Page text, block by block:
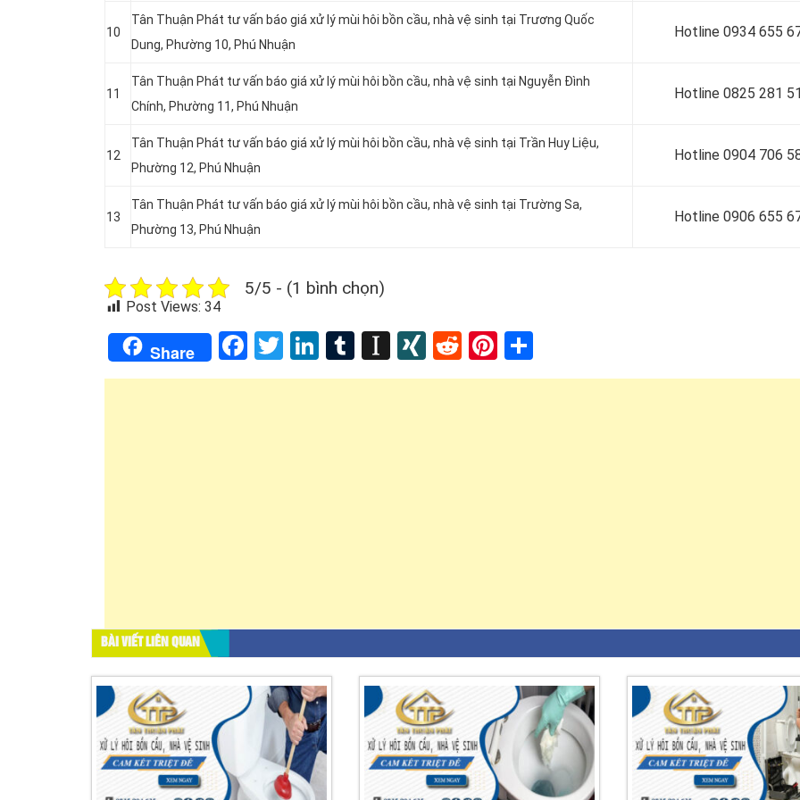
10
Tân Thuận Phát tư vấn báo giá xử lý mùi hôi bồn cầu, nhà vệ sinh tại Trương Quốc
Dung, Phường 10, Phú Nhuận
Hotline 0934 655
11
Tân Thuận Phát tư vấn báo giá xử lý mùi hôi bồn cầu, nhà vệ sinh tại Nguyễn Đình
Chính, Phường 11, Phú Nhuận
Hotline 0825 281
12
Tân Thuận Phát tư vấn báo giá xử lý mùi hôi bồn cầu, nhà vệ sinh tại Trần Huy Liệu,
Phường 12, Phú Nhuận
Hotline 0904 706
13
Tân Thuận Phát tư vấn báo giá xử lý mùi hôi bồn cầu, nhà vệ sinh tại Trường Sa,
Phường 13, Phú Nhuận
Hotline 0906 655
5/5 - (1 bình chọn)
Post Views: 34
Share Facebook
TwitterLinkedIn
Tumblr
Instapaper
XINGRedditPinterest
BÀI VIẾT LIÊN QUAN